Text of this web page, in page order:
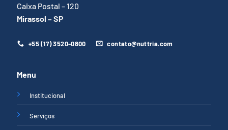
Caixa Postal – 120
Mirassol – SP
+55 (17) 3520-0800 contato@nuttria.com
Menu
Institucional
Serviços